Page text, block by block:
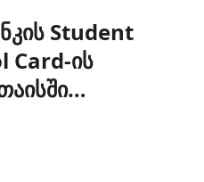
Student
Card-ის